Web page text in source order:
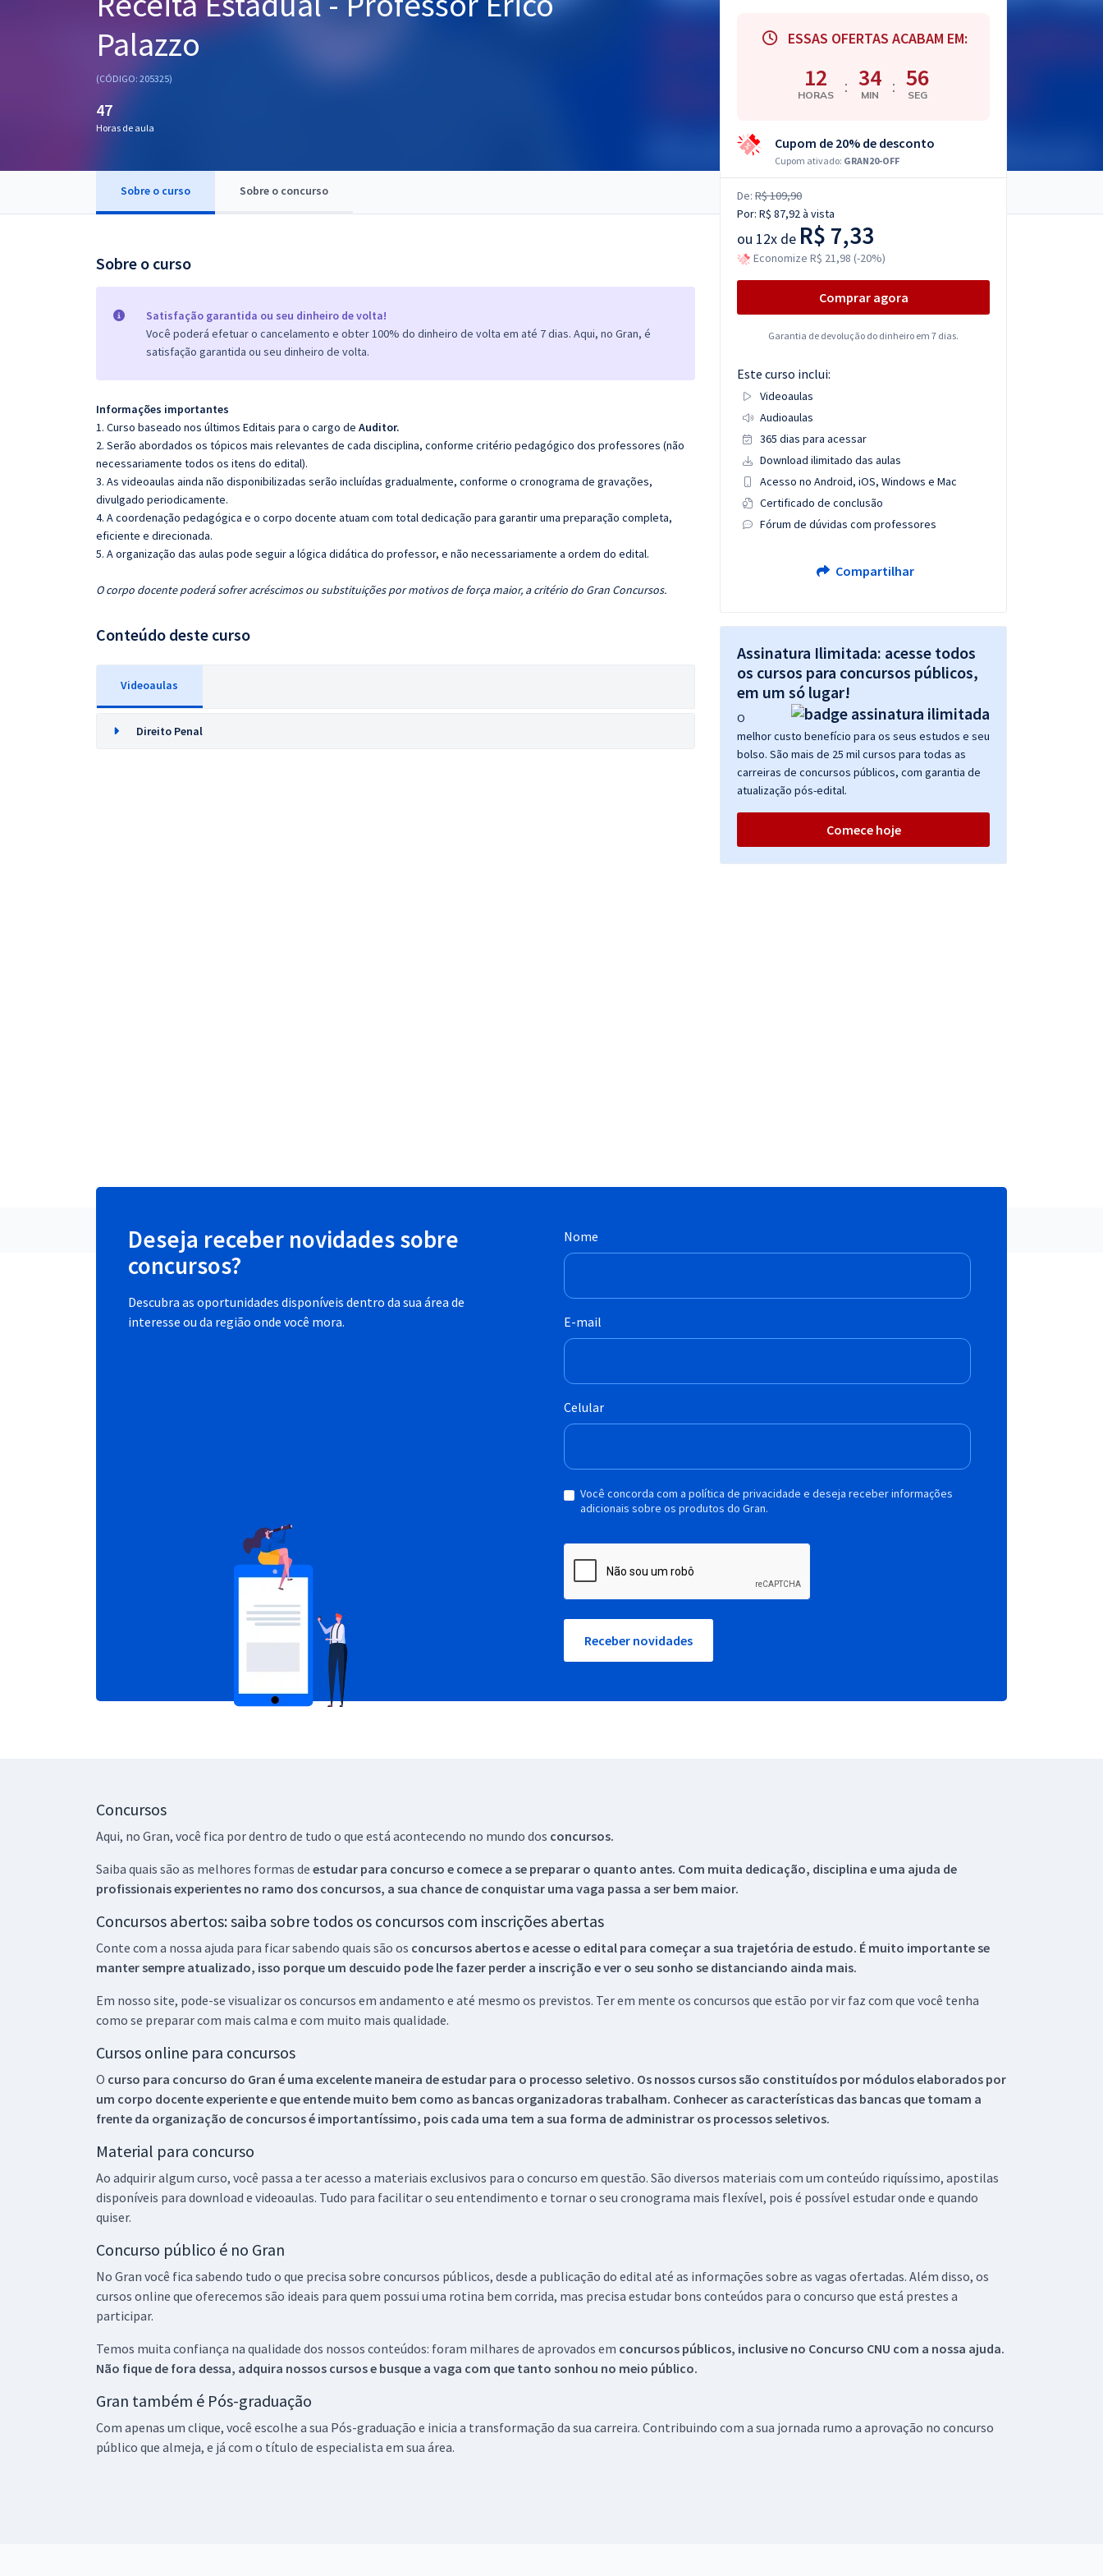
Questões grátis
Palazzo
(CÓDIGO: 205325)
47
Horas de aula
Sobre o curso Sobre o concurso
Sobre o curso
Satisfação garantida ou seu dinheiro de volta!
Você poderá efetuar o cancelamento e obter 100% do dinheiro de volta em até 7 dias. Aqui, no Gran, é
satisfação garantida ou seu dinheiro de volta.
Informações importantes
1. Curso baseado nos últimos Editais para o cargo de Auditor.
2. Serão abordados os tópicos mais relevantes de cada disciplina, conforme critério pedagógico dos professores (não
necessariamente todos os itens do edital).
3. As videoaulas ainda não disponibilizadas serão incluídas gradualmente, conforme o cronograma de gravações,
divulgado periodicamente.
4. A coordenação pedagógica e o corpo docente atuam com total dedicação para garantir uma preparação completa,
eficiente e direcionada.
5. A organização das aulas pode seguir a lógica didática do professor, e não necessariamente a ordem do edital.
O corpo docente poderá sofrer acréscimos ou substituições por motivos de força maior, a critério do Gran Concursos.
Conteúdo deste curso
Videoaulas
Direito Penal
ESSAS OFERTAS ACABAM EM:
12
HORAS : 34
MIN : 55
SEG
Cupom de 20% de desconto
Cupom ativado: GRAN20-OFF
De: R$ 109,90
Por: R$ 87,92à vista
ou 12x de R$ 7,33
Economize R$ 21,98 (-20%)
Comprar agora
Garantia de devolução do dinheiro em 7 dias.
Este curso inclui:
Videoaulas
Audioaulas
365 dias para acessar
Download ilimitado das aulas
Acesso no Android, iOS, Windows e Mac
Certificado de conclusão
Fórum de dúvidas com professores
Compartilhar
Assinatura Ilimitada: acesse todos
os cursos para concursos públicos,
em um só lugar!
O
melhor custo benefício para os seus estudos e seu
bolso. São mais de 25 mil cursos para todas as
carreiras de concursos públicos, com garantia de
atualização pós-edital.
Comece hoje
Deseja receber novidades sobre
concursos?
Descubra as oportunidades disponíveis dentro da sua área de
interesse ou da região onde você mora.
Nome
E-mail
Celular
Você concorda com a política de privacidade e deseja receber informações
adicionais sobre os produtos do Gran.
Receber novidades
Concursos
Aqui, no Gran, você fica por dentro de tudo o que está acontecendo no mundo dos concursos.
Saiba quais são as melhores formas de estudar para concurso e comece a se preparar o quanto antes. Com muita dedicação, disciplina e uma ajuda de
profissionais experientes no ramo dos concursos, a sua chance de conquistar uma vaga passa a ser bem maior.
Concursos abertos: saiba sobre todos os concursos com inscrições abertas
Conte com a nossa ajuda para ficar sabendo quais são os concursos abertos e acesse o edital para começar a sua trajetória de estudo. É muito importante se
manter sempre atualizado, isso porque um descuido pode lhe fazer perder a inscrição e ver o seu sonho se distanciando ainda mais.
Em nosso site, pode-se visualizar os concursos em andamento e até mesmo os previstos. Ter em mente os concursos que estão por vir faz com que você tenha
como se preparar com mais calma e com muito mais qualidade.
Cursos online para concursos
O curso para concurso do Gran é uma excelente maneira de estudar para o processo seletivo. Os nossos cursos são constituídos por módulos elaborados por
um corpo docente experiente e que entende muito bem como as bancas organizadoras trabalham. Conhecer as características das bancas que tomam a
frente da organização de concursos é importantíssimo, pois cada uma tem a sua forma de administrar os processos seletivos.
Material para concurso
Ao adquirir algum curso, você passa a ter acesso a materiais exclusivos para o concurso em questão. São diversos materiais com um conteúdo riquíssimo, apostilas
disponíveis para download e videoaulas. Tudo para facilitar o seu entendimento e tornar o seu cronograma mais flexível, pois é possível estudar onde e quando
quiser.
Concurso público é no Gran
No Gran você fica sabendo tudo o que precisa sobre concursos públicos, desde a publicação do edital até as informações sobre as vagas ofertadas. Além disso, os
cursos online que oferecemos são ideais para quem possui uma rotina bem corrida, mas precisa estudar bons conteúdos para o concurso que está prestes a
participar.
Temos muita confiança na qualidade dos nossos conteúdos: foram milhares de aprovados em concursos públicos, inclusive no Concurso CNU com a nossa ajuda.
Não fique de fora dessa, adquira nossos cursos e busque a vaga com que tanto sonhou no meio público.
Gran também é Pós-graduação
Com apenas um clique, você escolhe a sua Pós-graduação e inicia a transformação da sua carreira. Contribuindo com a sua jornada rumo a aprovação no concurso
público que almeja, e já com o título de especialista em sua área.